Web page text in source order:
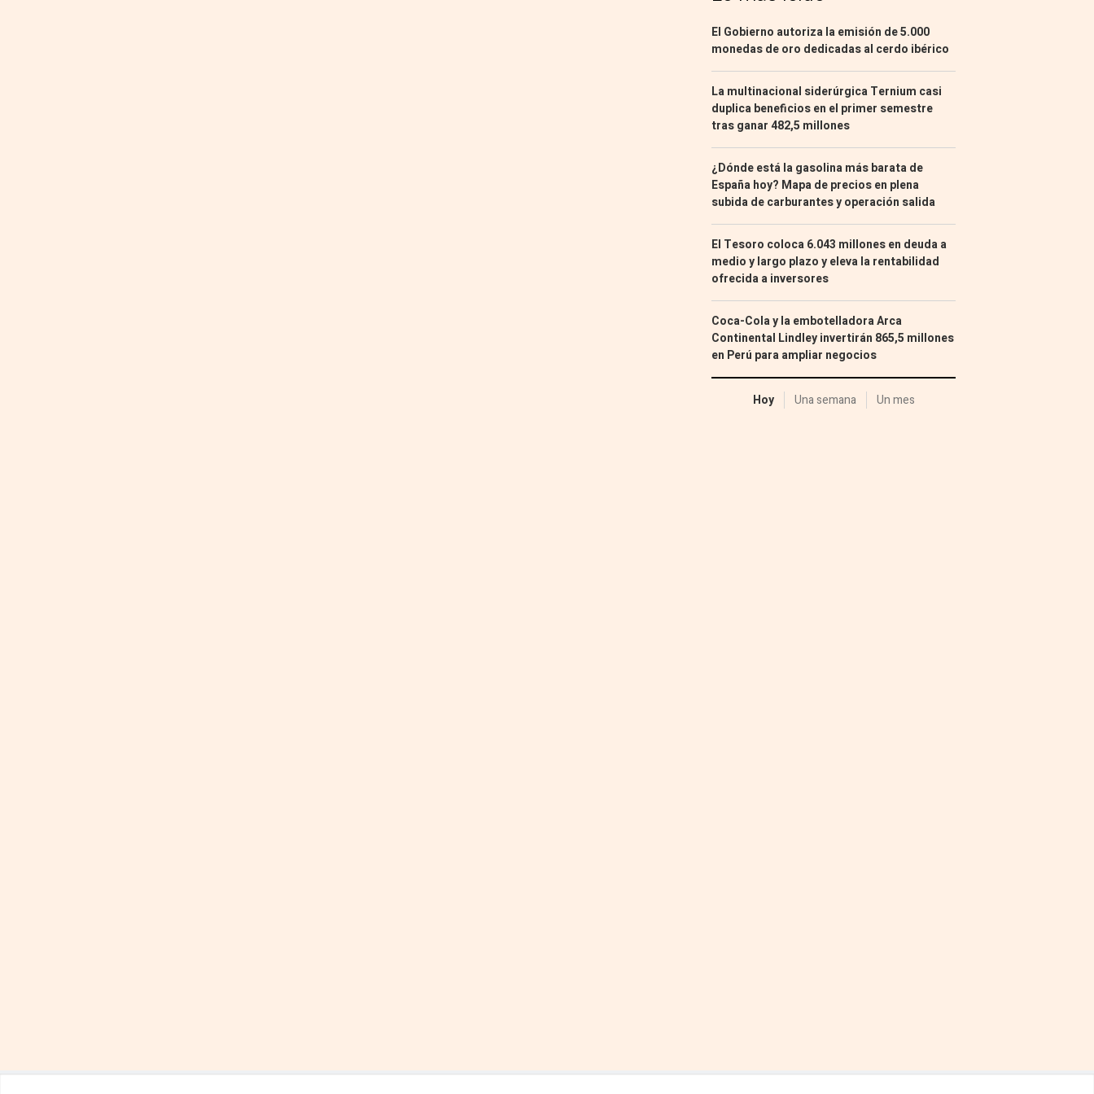
El Gobierno autoriza la emisión de 5.000
monedas de oro dedicadas al cerdo ibérico
La multinacional siderúrgica Ternium casi
duplica beneficios en el primer semestre
tras ganar 482,5 millones
¿Dónde está la gasolina más barata de
España hoy? Mapa de precios en plena
subida de carburantes y operación salida
El Tesoro coloca 6.043 millones en deuda a
medio y largo plazo y eleva la rentabilidad
ofrecida a inversores
Coca-Cola y la embotelladora Arca
Continental Lindley invertirán 865,5 millones
en Perú para ampliar negocios
Hoy Una semana Un mes